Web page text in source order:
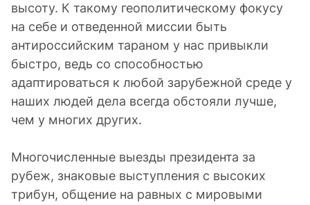
высоту. К такому геополитическому фокусу
на себе и отведенной миссии быть
антироссийским тараном у нас привыкли
быстро, ведь со способностью
адаптироваться к любой зарубежной среде у
наших людей дела всегда обстояли лучше,
чем у многих других.
Многочисленные выезды президента за
рубеж, знаковые выступления с высоких
трибун, общение на равных с мировыми